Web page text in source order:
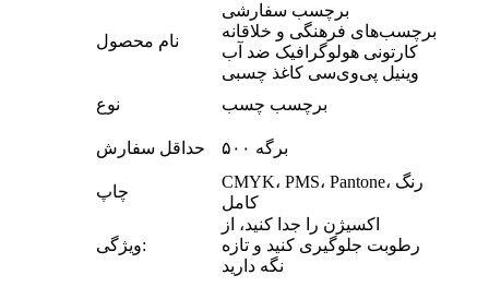
نام محصول
برچسب سفارشی
برچسب‌های فرهنگی و خلاقانه
کارتونی هولوگرافیک ضد آب
وینیل پی‌وی‌سی کاغذ چسبی
نوع
برچسب چسب
حداقل سفارش ۵۰۰ برگه
چاپ
CMYK، PMS، Pantone، رنگ
کامل
ویژگی:
اکسیژن را جدا کنید، از
رطوبت جلوگیری کنید و تازه
نگه دارید